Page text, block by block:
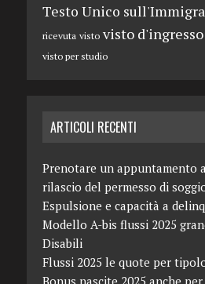
Testo Unico
ricevuta visto visto d'ingresso
visto per studio
ARTICOLI RECENTI
Prenotare un appuntamento
rilascio del permesso di
Espulsione e capacità a
Modello A-bis flussi 2025
Disabili
Flussi 2025 le quote per